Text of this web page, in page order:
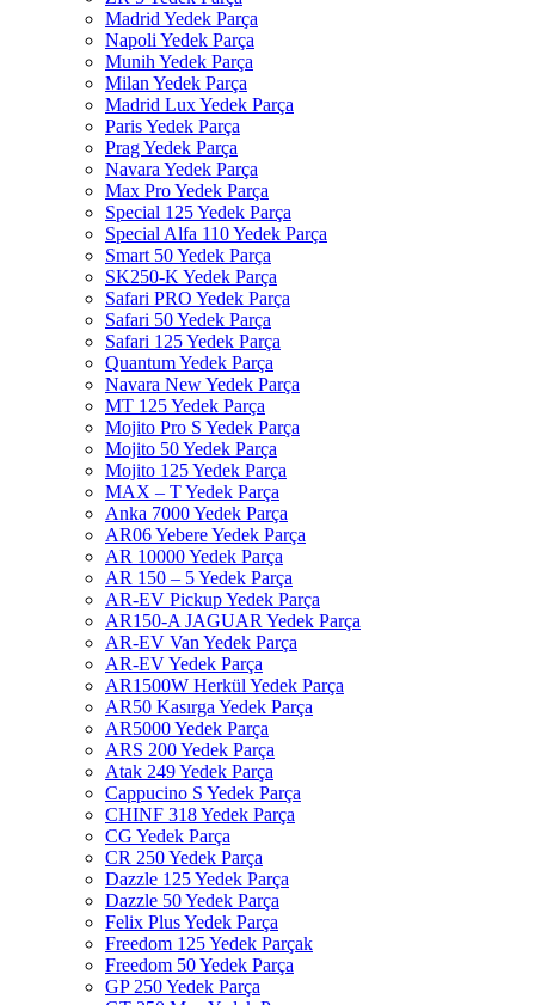
Madrid Yedek Parça
Napoli Yedek Parça
Munih Yedek Parça
Milan Yedek Parça
Madrid Lux Yedek Parça
Paris Yedek Parça
Prag Yedek Parça
Navara Yedek Parça
Max Pro Yedek Parça
Special 125 Yedek Parça
Special Alfa 110 Yedek Parça
Smart 50 Yedek Parça
SK250-K Yedek Parça
Safari PRO Yedek Parça
Safari 50 Yedek Parça
Safari 125 Yedek Parça
Quantum Yedek Parça
Navara New Yedek Parça
MT 125 Yedek Parça
Mojito Pro S Yedek Parça
Mojito 50 Yedek Parça
Mojito 125 Yedek Parça
MAX – T Yedek Parça
Anka 7000 Yedek Parça
AR06 Yebere Yedek Parça
AR 10000 Yedek Parça
AR 150 – 5 Yedek Parça
AR-EV Pickup Yedek Parça
AR150-A JAGUAR Yedek Parça
AR-EV Van Yedek Parça
AR-EV Yedek Parça
AR1500W Herkül Yedek Parça
AR50 Kasırga Yedek Parça
AR5000 Yedek Parça
ARS 200 Yedek Parça
Atak 249 Yedek Parça
Cappucino S Yedek Parça
CHINF 318 Yedek Parça
CG Yedek Parça
CR 250 Yedek Parça
Dazzle 125 Yedek Parça
Dazzle 50 Yedek Parça
Felix Plus Yedek Parça
Freedom 125 Yedek Parçak
Freedom 50 Yedek Parça
GP 250 Yedek Parça